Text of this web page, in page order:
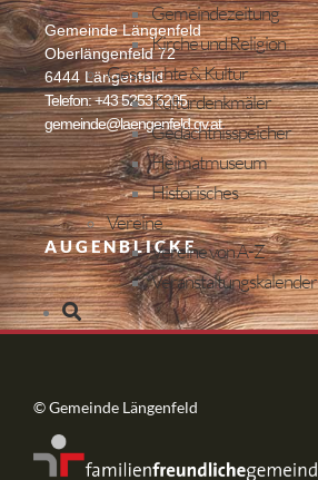
Gemeindezeitung
Kirche und Religion
Geschichte & Kultur
Kulturdenkmäler
Gedächtnisspeicher
Heimatmuseum
Historisches
Vereine
Vereine von A-Z
Veranstaltungskalender
Gemeinde Längenfeld
Oberlängenfeld 72
6444 Längenfeld
Telefon: +43 5253 5205
gemeinde@laengenfeld.gv.at
AUGENBLICKE
© Gemeinde Längenfeld